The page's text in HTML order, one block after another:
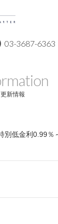
03-3687-6363
更新情報
別低金利0.99％